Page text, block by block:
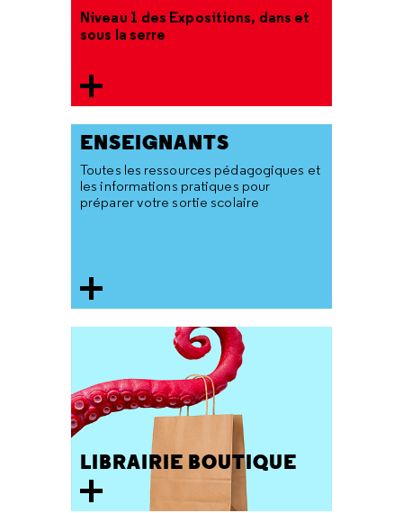
Niveau 1 des Expositions, dans et
sous la serre
ENSEIGNANTS
Toutes les ressources pédagogiques et
les informations pratiques pour
préparer votre sortie scolaire
LIBRAIRIE BOUTIQUE